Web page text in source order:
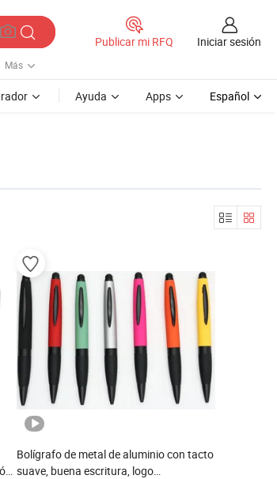
Más
Publicar mi RFQ Iniciar sesión
Ayuda Apps Español
Bolígrafo de metal de aluminio con tacto
suave, buena escritura, logo